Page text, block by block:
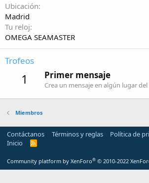
Ubicación
Madrid
Tu reloj
OMEGA SEAMASTER
Trofeos
1 Primer mensaje
Crea un mensaje en algún lugar
Miembros
Contáctanos Términos y reglas Política de
Inicio
R
Community platform by XenForo® © 2010-2022